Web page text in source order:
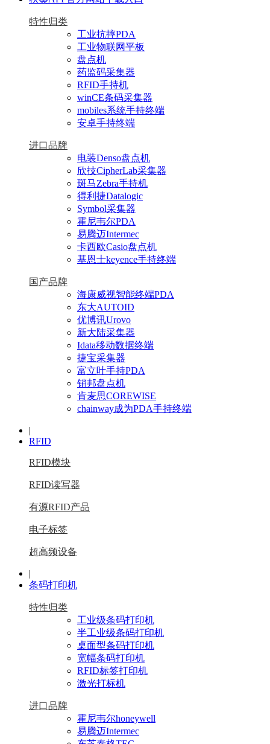
特性归类
工业抗摔PDA
工业物联网平板
盘点机
药监码采集器
RFID手持机
winCE条码采集器
mobiles系统手持终端
安卓手持终端
进口品牌
电装Denso盘点机
欣技CipherLab采集器
斑马Zebra手持机
得利捷Datalogic
Symbol采集器
霍尼韦尔PDA
易腾迈Intermec
卡西欧Casio盘点机
基恩士keyence手持终端
国产品牌
海康威视智能终端PDA
东大AUTOID
优博讯Urovo
新大陆采集器
Idata移动数据终端
捷宝采集器
富立叶手持PDA
销邦盘点机
肯麦思COREWISE
chainway成为PDA手持终端
|
RFID
RFID模块
RFID读写器
有源RFID产品
电子标签
超高频设备
|
条码打印机
特性归类
工业级条码打印机
半工业级条码打印机
桌面型条码打印机
宽幅条码打印机
RFID标签打印机
激光打标机
进口品牌
霍尼韦尔honeywell
易腾迈Intermec